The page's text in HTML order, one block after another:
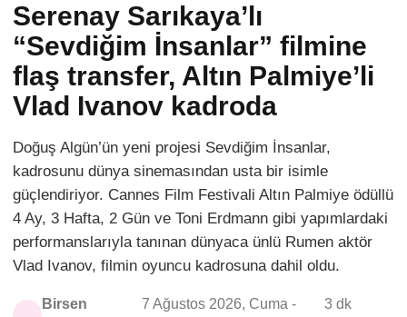
Serenay Sarıkaya’lı
“Sevdiğim İnsanlar” filmine
flaş transfer, Altın Palmiye’li
Vlad Ivanov kadroda
Doğuş Algün’ün yeni projesi Sevdiğim İnsanlar,
kadrosunu dünya sinemasından usta bir isimle
güçlendiriyor. Cannes Film Festivali Altın Palmiye ödüllü
4 Ay, 3 Hafta, 2 Gün ve Toni Erdmann gibi yapımlardaki
performanslarıyla tanınan dünyaca ünlü Rumen aktör
Vlad Ivanov, filmin oyuncu kadrosuna dahil oldu.
Birsen
7 Ağustos 2026, Cuma -
3 dk